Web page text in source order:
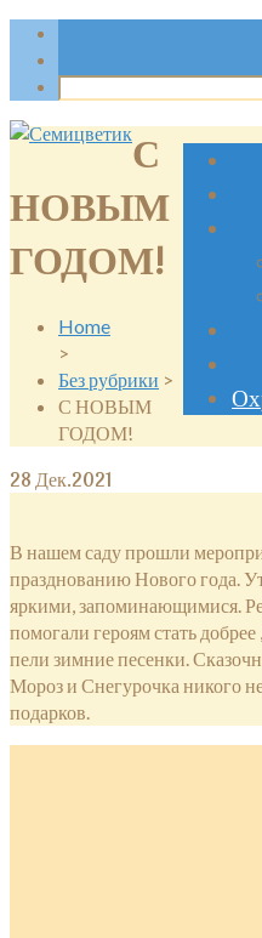
С
НОВЫМ
ГОДОМ!
Home
>
Без рубрики >
С НОВЫМ
ГОДОМ!
28 Дек.2021
В нашем саду прошли
празднованию Нового года.
яркими, запоминающимися.
помогали героям стать
пели зимние песенки.
Мороз и Снегурочка никого
подарков.